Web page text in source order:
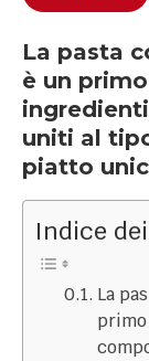
La pasta
è un
uniti al
piatto
Indice
La